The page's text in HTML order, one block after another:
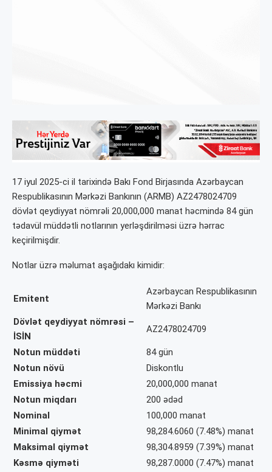
17 iyul 2025-ci il tarixində Bakı Fond Birjasında Azərbaycan
Respublikasının Mərkəzi Bankının (ARMB) AZ2478024709
dövlət qeydiyyat nömrəli 20,000,000 manat həcmində 84 gün
tədavül müddətli notlarının yerləşdirilməsi üzrə hərrac
keçirilmişdir.
Notlar üzrə məlumat aşağıdakı kimidir:
Emitent
Azərbaycan Respublikasının
Mərkəzi Bankı
Dövlət qeydiyyat nömrəsi –
İSİN
AZ2478024709
Notun müddəti
84 gün
Notun növü
Diskontlu
Emissiya həcmi
20,000,000 manat
Notun miqdarı
200 ədəd
Nominal
100,000 manat
Minimal qiymət
98,284.6060 (7.48%) manat
Maksimal qiymət
98,304.8959 (7.39%) manat
Kəsmə qiyməti
98,287.0000 (7.47%) manat